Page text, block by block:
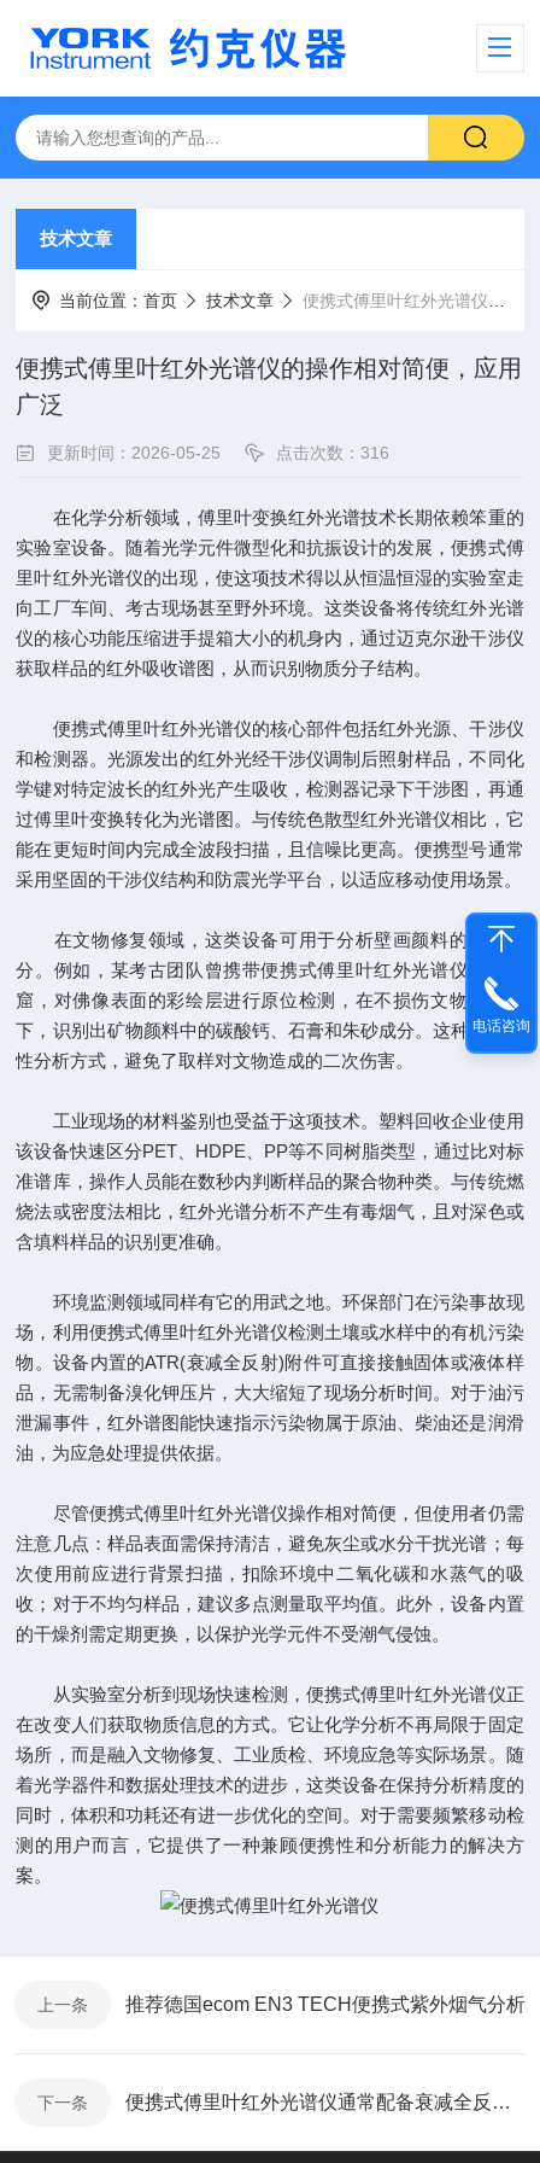
技术文章
当前位置：首页 技术文章 便携式傅里叶红外光谱仪的操作相对简便，应用广泛
便携式傅里叶红外光谱仪的操作相对简便，应用
广泛
更新时间：2026-05-25 点击次数：316
在化学分析领域，傅里叶变换红外光谱技术长期依赖笨重的
实验室设备。随着光学元件微型化和抗振设计的发展，便携式傅
里叶红外光谱仪的出现，使这项技术得以从恒温恒湿的实验室走
向工厂车间、考古现场甚至野外环境。这类设备将传统红外光谱
仪的核心功能压缩进手提箱大小的机身内，通过迈克尔逊干涉仪
获取样品的红外吸收谱图，从而识别物质分子结构。
便携式傅里叶红外光谱仪的核心部件包括红外光源、干涉仪
和检测器。光源发出的红外光经干涉仪调制后照射样品，不同化
学键对特定波长的红外光产生吸收，检测器记录下干涉图，再通
过傅里叶变换转化为光谱图。与传统色散型红外光谱仪相比，它
能在更短时间内完成全波段扫描，且信噪比更高。便携型号通常
采用坚固的干涉仪结构和防震光学平台，以适应移动使用场景。
在文物修复领域，这类设备可用于分析壁画颜料的化学成
分。例如，某考古团队曾携带便携式傅里叶红外光谱仪进入石
窟，对佛像表面的彩绘层进行原位检测，在不损伤文物的前提
下，识别出矿物颜料中的碳酸钙、石膏和朱砂成分。这种非破坏
性分析方式，避免了取样对文物造成的二次伤害。
工业现场的材料鉴别也受益于这项技术。塑料回收企业使用
该设备快速区分PET、HDPE、PP等不同树脂类型，通过比对标
准谱库，操作人员能在数秒内判断样品的聚合物种类。与传统燃
烧法或密度法相比，红外光谱分析不产生有毒烟气，且对深色或
含填料样品的识别更准确。
环境监测领域同样有它的用武之地。环保部门在污染事故现
场，利用便携式傅里叶红外光谱仪检测土壤或水样中的有机污染
物。设备内置的ATR(衰减全反射)附件可直接接触固体或液体样
品，无需制备溴化钾压片，大大缩短了现场分析时间。对于油污
泄漏事件，红外谱图能快速指示污染物属于原油、柴油还是润滑
油，为应急处理提供依据。
尽管便携式傅里叶红外光谱仪操作相对简便，但使用者仍需
注意几点：样品表面需保持清洁，避免灰尘或水分干扰光谱；每
次使用前应进行背景扫描，扣除环境中二氧化碳和水蒸气的吸
收；对于不均匀样品，建议多点测量取平均值。此外，设备内置
的干燥剂需定期更换，以保护光学元件不受潮气侵蚀。
从实验室分析到现场快速检测，便携式傅里叶红外光谱仪正
在改变人们获取物质信息的方式。它让化学分析不再局限于固定
场所，而是融入文物修复、工业质检、环境应急等实际场景。随
着光学器件和数据处理技术的进步，这类设备在保持分析精度的
同时，体积和功耗还有进一步优化的空间。对于需要频繁移动检
测的用户而言，它提供了一种兼顾便携性和分析能力的解决方
案。
上一条 推荐德国ecom EN3 TECH便携式紫外烟气分析
下一条 便携式傅里叶红外光谱仪通常配备衰减全反射附件
电话咨询